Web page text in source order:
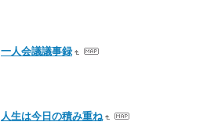
一人会議議事録
人生は今日の積み重ね